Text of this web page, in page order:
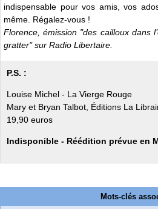
indispensable pour vos amis, vos
même. Régalez-vous !
Florence, émission "des cailloux dans
gratter" sur Radio Libertaire.
P.S. :
Louise Michel - La Vierge Rouge
Mary et Bryan Talbot, Éditions La
19,90 euros
Indisponible - Réédition prévue en
Mots-clés